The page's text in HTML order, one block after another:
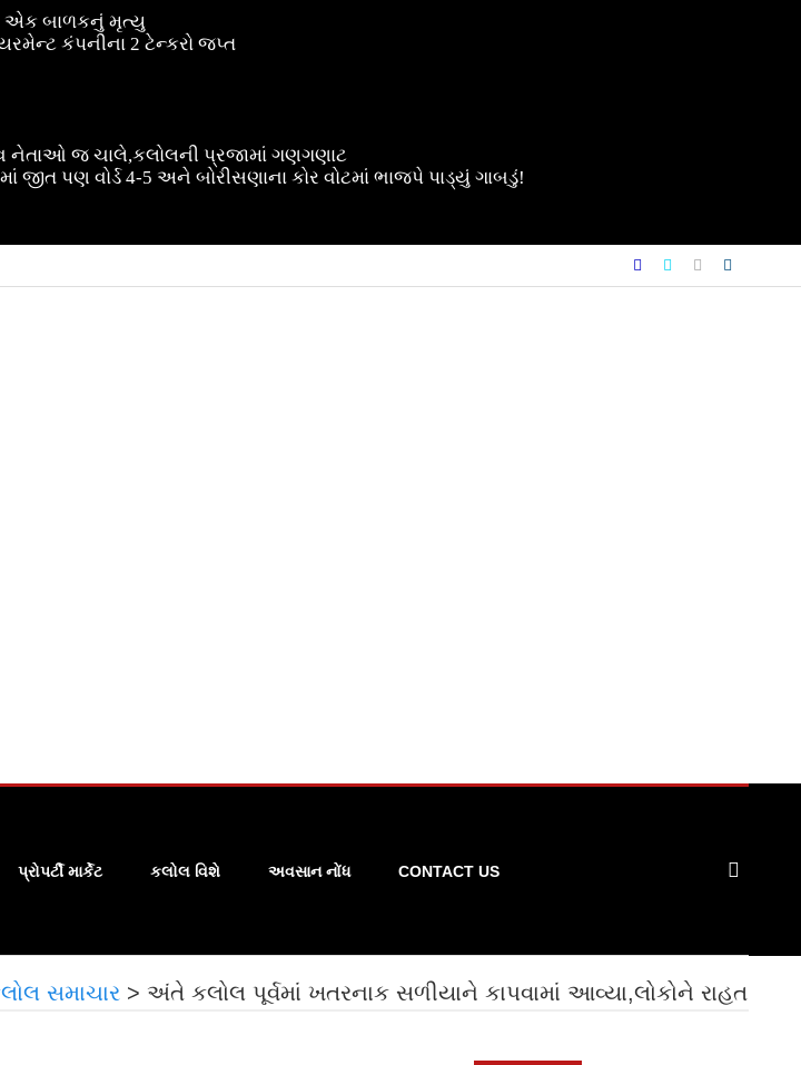
એક બાળકનું મૃત્યુ
કંપનીના 2 ટેન્કરો જપ્ત
નેતાઓ જ ચાલે,કલોલની પ્રજામાં ગણગણાટ
જીત પણ વોર્ડ 4-5 અને બોરીસણાના કોર વોટમાં ભાજપે પાડ્યું ગાબડું!
પ્રોપર્ટી માર્કેટ કલોલ વિશે અવસાન નોંધ CONTACT US
સમાચાર > અંતે કલોલ પૂર્વમાં ખતરનાક સળીયાને કાપવામાં આવ્યા,લોકોને રાહત